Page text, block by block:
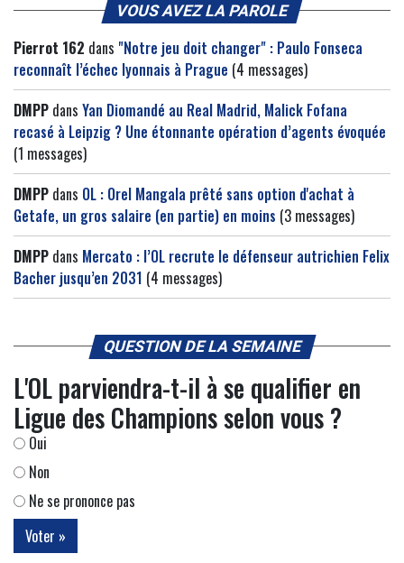
VOUS AVEZ LA PAROLE
Pierrot 162 dans "Notre jeu doit changer" : Paulo Fonseca
reconnaît l’échec lyonnais à Prague (4 messages)
DMPP dans Yan Diomandé au Real Madrid, Malick Fofana
recasé à Leipzig ? Une étonnante opération d’agents évoquée
(1 messages)
DMPP dans OL : Orel Mangala prêté sans option d'achat à
Getafe, un gros salaire (en partie) en moins (3 messages)
DMPP dans Mercato : l’OL recrute le défenseur autrichien Felix
Bacher jusqu’en 2031 (4 messages)
QUESTION DE LA SEMAINE
L'OL parviendra-t-il à se qualifier en
Ligue des Champions selon vous ?
Oui
Non
Ne se prononce pas